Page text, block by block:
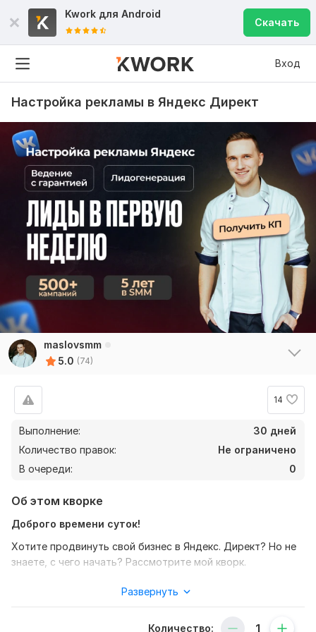
Kwork для Android
Скачать
Вход
Настройка рекламы в Яндекс Директ
maslovsmm
5.0 (74)
14
Выполнение:
30 дней
Количество правок:
Не ограничено
В очереди:
0
Об этом кворке
Доброго времени суток!
Хотите продвинуть свой бизнес в Яндекс. Директ? Но не
знаете, с чего начать? Рассмотрите мой кворк.
настройку рекламы в Яндекс.
Почему обязательно стоит выбрать Яндекс. Директ для
Развернуть
Количество: